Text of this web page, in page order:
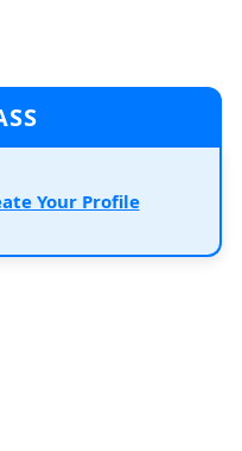
Your Profile